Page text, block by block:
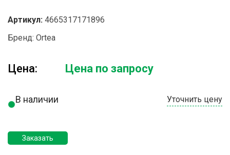
Артикул: 4665317171896
Бренд: Ortea
Цена: Цена по запросу
В наличии Уточнить цену
Заказать